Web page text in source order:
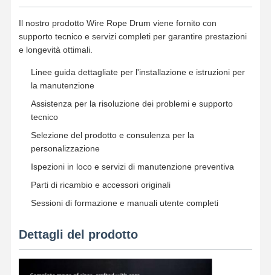
Il nostro prodotto Wire Rope Drum viene fornito con
supporto tecnico e servizi completi per garantire prestazioni
e longevità ottimali.
Linee guida dettagliate per l'installazione e istruzioni per
la manutenzione
Assistenza per la risoluzione dei problemi e supporto
tecnico
Selezione del prodotto e consulenza per la
personalizzazione
Ispezioni in loco e servizi di manutenzione preventiva
Parti di ricambio e accessori originali
Sessioni di formazione e manuali utente completi
Dettagli del prodotto